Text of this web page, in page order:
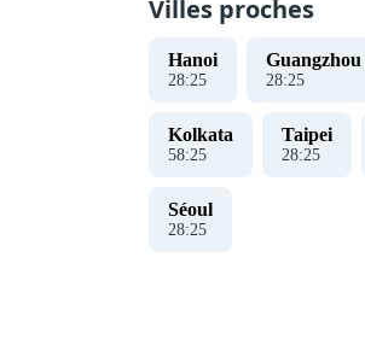
Villes proches
Hanoi
28:26
Guangzhou
28:26
Kolkata
58:26
Taipei
28:26
Séoul
28:26